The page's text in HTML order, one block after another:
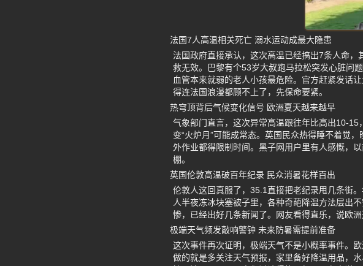
法国7人高温相关死亡 溺水运动成最大隐患
法国政府直接承认，这次高温已经搞出7条人命
救无效。巴黎有个53岁大叔跑马拉松突发心脏问
血管本来就弱的老人小孩最危险。官方赶紧发话
得连法国浪漫都顾不上了，先保命要紧。
热穹顶背后气候变化信号 欧洲夏天越来越早
气象部门直言，这次异常高温跟往年比高出10-
变“火炉月”可能成常态。英国民众热得睡不着觉
外作业都得限制时间。黑子网用户里有人感慨，
棚。
英国伦敦高温破百年纪录 民众消暑花样百出
伦敦人这回真服了，35.1直接把老纪录甩几条街
人半夜冻冰块塞被子里，各种奇葩降温方法层出
惨，已经出好几条新闻了。网友看得直乐，说欧
极端天气频发敲响警钟 未来防暑需提前准备
这次事件再次证明，极端天气不是小概率事件。
做的就是多关注天气预报，家里备好降温用品，